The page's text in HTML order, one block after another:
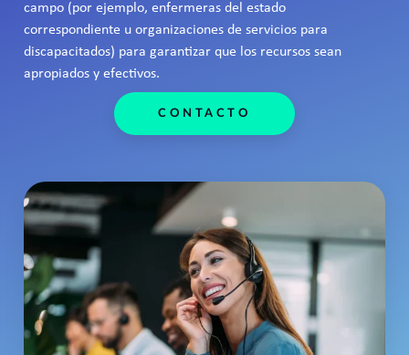
campo (por ejemplo, enfermeras del estado
correspondiente u organizaciones de servicios para
discapacitados) para garantizar que los recursos sean
apropiados y efectivos.
CONTACTO